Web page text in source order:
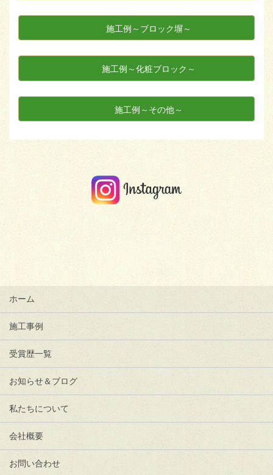
施工例～ブロック塀～
施工例～化粧ブロック～
施工例～その他～
ホーム
施工事例
受賞歴一覧
お知らせ＆ブログ
私たちについて
会社概要
お問い合わせ